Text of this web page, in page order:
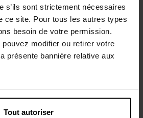
s’ils sont strictement nécessaires
ce site. Pour tous les autres types
besoin de votre permission.
modifier ou retirer votre
présente bannière relative aux
Tout autoriser
iets vergeten ?